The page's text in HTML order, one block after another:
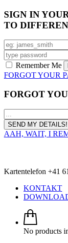
SIGN IN
TO
Remember Me
FORGOT YOUR
FORGOT
AAH, WAIT, I
Kartentelefon +41
KONTAKT
No products